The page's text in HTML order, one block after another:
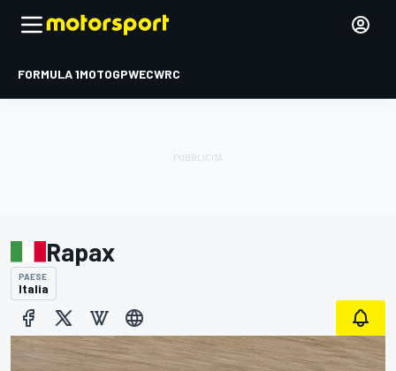
FORMULA 1MOTOGPWECWRC
Rapax
PAESE
Italia